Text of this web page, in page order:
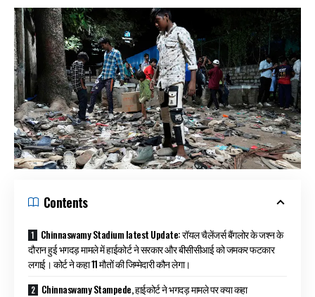
Contents
Chinnaswamy Stadium latest Update: रॉयल चैलेंजर्स बैंगलोर के जश्न के
दौरान हुई भगदड़ मामले में हाईकोर्ट ने सरकार और बीसीसीआई को जमकर फटकार
लगाई। कोर्ट ने कहा 11 मौतों की जिम्मेदारी कौन लेगा।
Chinnaswamy Stampede, हाईकोर्ट ने भगदड़ मामले पर क्या कहा